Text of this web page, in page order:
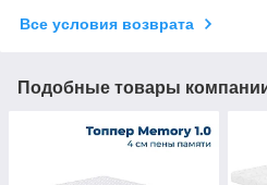
Все условия возврата
Подобные товары